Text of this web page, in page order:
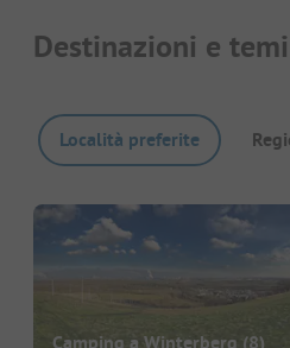
Destinazioni e
Località preferite
Camping a Winterberg (8)